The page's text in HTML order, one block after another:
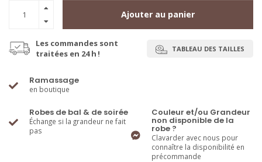
Ajouter au panier
Les commandes sont
traitées en 24 h !
TABLEAU DES TAILLES
Ramassage
en boutique
Robes de bal & de soirée
Échange si la grandeur ne fait
pas
Couleur et/ou Grandeur
non disponible de la
robe ?
Clavarder avec nous pour
connaître la disponibilité en
précommande